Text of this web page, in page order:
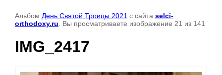
Альбом День Святой Троицы 2021 с сайта selci-
orthodoxy.ru . Вы просматриваете изображение 21 из 141
IMG_2417